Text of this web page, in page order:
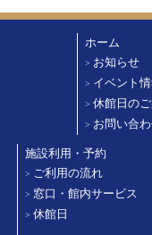
ホーム
> お知らせ
> イベント
> 休館日の
> お問い合
施設利用・予約
> ご利用の流れ
> 窓口・館内サービス
> 休館日